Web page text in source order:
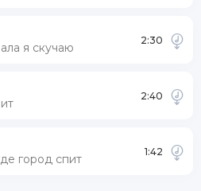
я скучаю
2:30
2:40
город спит
1:42